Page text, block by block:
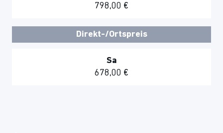
798,00 €
Direkt-/Ortspreis
Sa
678,00 €